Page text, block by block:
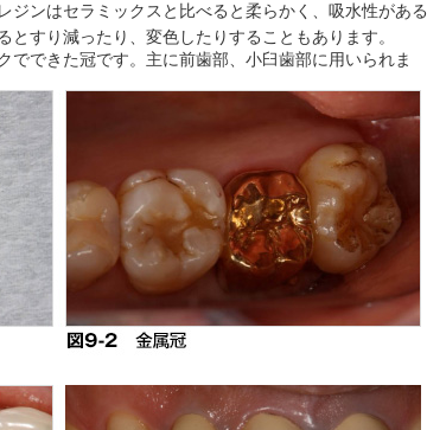
ジンはセラミックスと比べると柔らかく、吸水性がある
すり減ったり、変色したりすることもあります。
でできた冠です。主に前歯部、小臼歯部に用いられま